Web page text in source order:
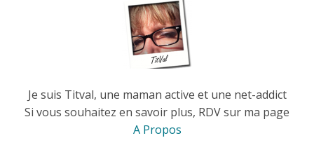
Je suis Titval, une maman active et une net-addict
Si vous souhaitez en savoir plus, RDV sur ma page
A Propos